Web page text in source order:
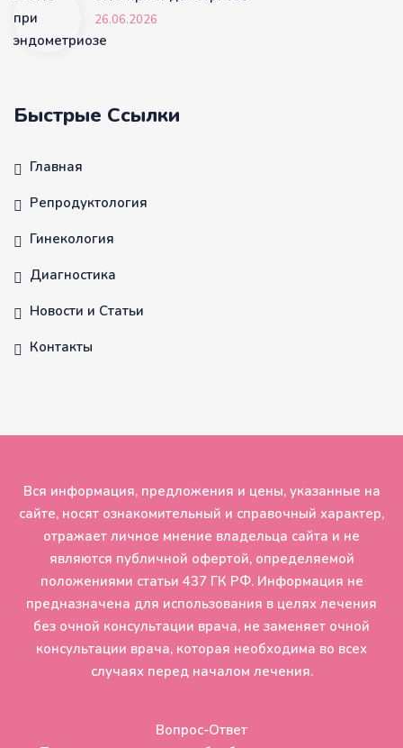
26.06.2026
Быстрые Ссылки
Главная
Репродуктология
Гинекология
Диагностика
Новости и Статьи
Контакты
Вся информация, предложения и цены, указанные на
сайте, носят ознакомительный и справочный характер,
отражает личное мнение владельца сайта и не
являются публичной офертой, определяемой
положениями статьи 437 ГК РФ. Информация не
предназначена для использования в целях лечения
без очной консультации врача, не заменяет очной
консультации врача, которая необходима во всех
случаях перед началом лечения.
Вопрос-Ответ